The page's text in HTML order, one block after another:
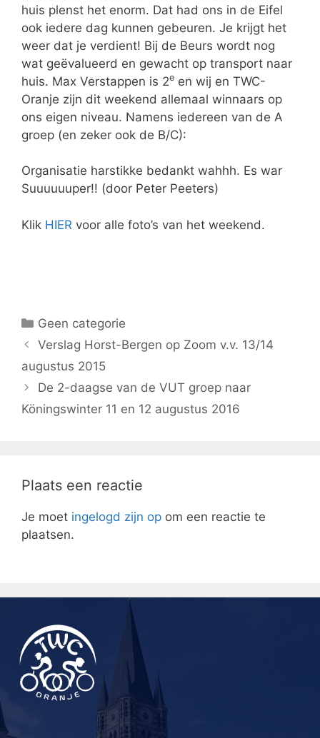
huis plenst het enorm. Dat had ons in de Eifel
ook iedere dag kunnen gebeuren. Je krijgt het
weer dat je verdient! Bij de Beurs wordt nog
wat geëvalueerd en gewacht op transport naar
huis. Max Verstappen is 2e en wij en TWC-
Oranje zijn dit weekend allemaal winnaars op
ons eigen niveau. Namens iedereen van de A
groep (en zeker ook de B/C):
Organisatie harstikke bedankt wahhh. Es war
Suuuuuuper!! (door Peter Peeters)
Klik HIER voor alle foto’s van het weekend.
Geen categorie
Verslag Horst-Bergen op Zoom v.v. 13/14
augustus 2015
De 2-daagse van de VUT groep naar
Köningswinter 11 en 12 augustus 2016
Plaats een reactie
Je moet ingelogd zijn op om een reactie te
plaatsen.